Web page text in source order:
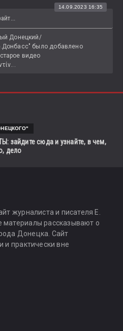
14.09.2023 16:35
Донецкий/
было добавлено
видео
зайдите сюда и узнайте, в чем,
дело
журналиста и писателя Е.
материалы рассказывают о
Донецка. Сайт
и практически вне